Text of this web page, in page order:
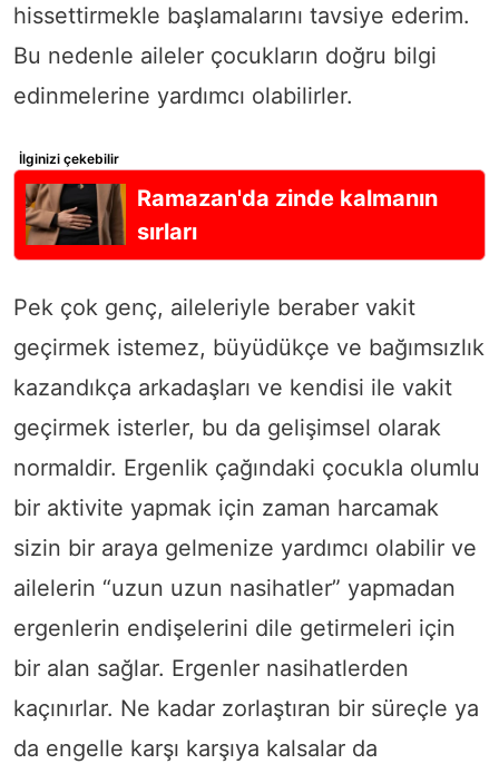
hissettirmekle başlamalarını tavsiye ederim.
Bu nedenle aileler çocukların doğru bilgi
edinmelerine yardımcı olabilirler.
İlginizi çekebilir
Ramazan'da zinde kalmanın
sırları
Pek çok genç, aileleriyle beraber vakit
geçirmek istemez, büyüdükçe ve bağımsızlık
kazandıkça arkadaşları ve kendisi ile vakit
geçirmek isterler, bu da gelişimsel olarak
normaldir. Ergenlik çağındaki çocukla olumlu
bir aktivite yapmak için zaman harcamak
sizin bir araya gelmenize yardımcı olabilir ve
ailelerin “uzun uzun nasihatler” yapmadan
ergenlerin endişelerini dile getirmeleri için
bir alan sağlar. Ergenler nasihatlerden
kaçınırlar. Ne kadar zorlaştıran bir süreçle ya
da engelle karşı karşıya kalsalar da